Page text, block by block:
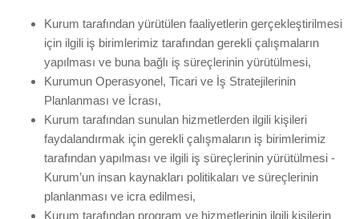
Kurum tarafından yürütülen faaliyetlerin gerçekleştirilmesi
için ilgili iş birimlerimiz tarafından gerekli çalışmaların
yapılması ve buna bağlı iş süreçlerinin yürütülmesi,
Kurumun Operasyonel, Ticari ve İş Stratejilerinin
Planlanması ve İcrası,
Kurum tarafından sunulan hizmetlerden ilgili kişileri
faydalandırmak için gerekli çalışmaların iş birimlerimiz
tarafından yapılması ve ilgili iş süreçlerinin yürütülmesi -
Kurum’un insan kaynakları politikaları ve süreçlerinin
planlanması ve icra edilmesi,
Kurum tarafından program ve hizmetlerinin ilgili kişilerin